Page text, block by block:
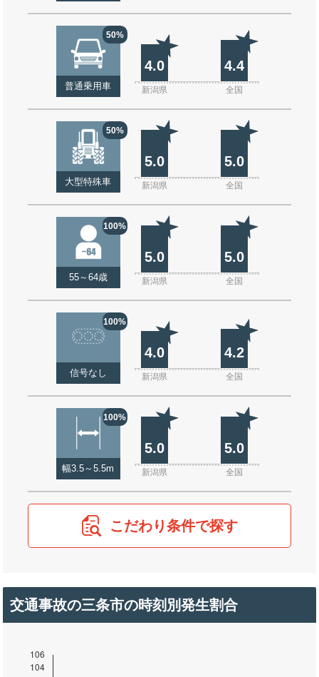
50%
普通乗用車
4.0 4.4
新潟県 全国
50%
大型特殊車
5.0 5.0
新潟県 全国
100%
55～64歳
5.0 5.0
新潟県 全国
100%
信号なし
4.0 4.2
新潟県 全国
100%
幅3.5～5.5m
5.0 5.0
新潟県 全国
こだわり条件で探す
交通事故の三条市の時刻別発生割合